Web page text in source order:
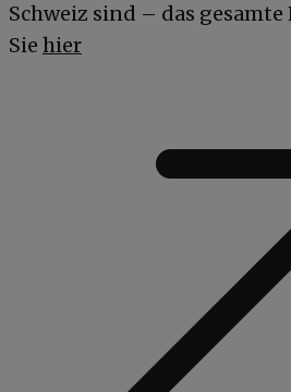
Schweiz sind – das
Sie hier